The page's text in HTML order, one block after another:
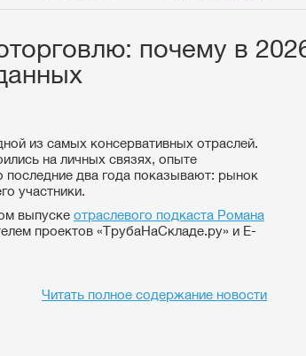
почему в
из самых консервативных отраслей.
на личных связях, опыте
два года показывают: рынок
участники.
выпуске отраслевого подкаста Романа
проектов «ТрубаНаСкладе.ру» и E-
Читать полное содержание новости